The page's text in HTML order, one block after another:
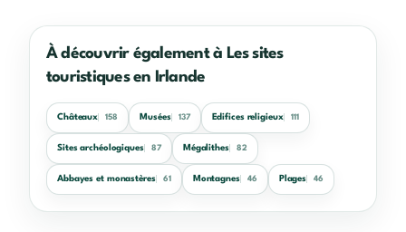
À découvrir également à Les sites
touristiques en Irlande
Châteaux 158 Musées 137 Edifices religieux 111
Sites archéologiques 87 Mégalithes 82
Abbayes et monastères 61 Montagnes 46 Plages 46